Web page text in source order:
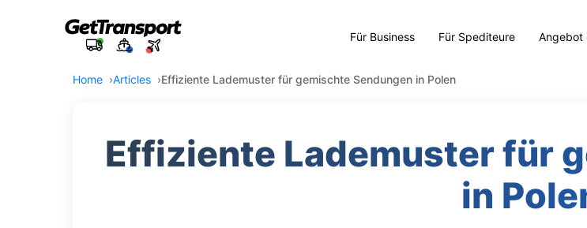
Für Business Für Spediteure Angebot
Home Articles Effiziente Lademuster für gemischte Sendungen in Polen
Effiziente Lademuster für
in